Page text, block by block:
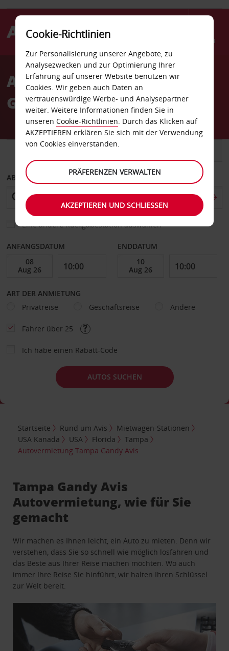
Menü
AvisAutovermietung Tampa
Gandy Avis
ABHOLEN VON
Eine andere Rückgabestation auswählen
ANFANGSDATUM ENDDATUM
ART DER ANMIETUNG
Privatreise
Geschäftsreise Andere
Fahrer über 25
Ich habe einen Rabatt-Code
AUTOS SUCHEN
Startseite Rund um Avis
Mietwagen-Stationen
USA Kanada
USA Florida
Tampa
Autovermietung Tampa Gandy Avis
Tampa Gandy Avis
Autovermietung, wie für Sie
gemacht
Wir machen es Ihnen leicht, ein Auto zu mieten. Denn wir
verstehen, dass Sie so schnell wie möglich losfahren und
das Beste aus Ihrer Reise machen möchten. Wo auch
immer Ihre Reise Sie hinführt, wir halten Ihren Schlüssel
zur Welt bereit.
Cookie-Richtlinien
Zur Personalisierung unserer Angebote, zu
Analysezwecken und zur Optimierung Ihrer
Erfahrung auf unserer Website benutzen wir
Cookies. Wir geben auch Daten an
vertrauenswürdige Werbe- und Analysepartner
weiter. Weitere Informationen finden Sie in
unseren Cookie-Richtlinien. Durch das Klicken auf
AKZEPTIEREN erklären Sie sich mit der Verwendung
von Cookies einverstanden.
PRÄFERENZEN VERWALTEN
AKZEPTIEREN UND SCHLIESSEN